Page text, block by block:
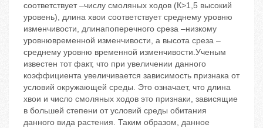
соответствует –числу смоляных ходов (К>1,5 высокий
уровень), длина хвои соответствует среднему уровню
изменчивости, длинапоперечного среза –низкому
уровнювременной изменчивости, а высота среза –
среднему уровню временной изменчивости.Ученым
известен тот факт, что при увеличении данного
коэффициента увеличивается зависимость признака от
условий окружающей среды. Это означает, что длина
хвои и число смоляных ходов это признаки, зависящие
в большей степени от условий среды обитания
данного вида растения. Таким образом, данное